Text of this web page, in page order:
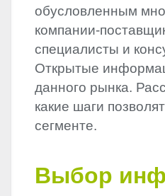
обусловленным
компании-
специалисты и
Открытые
данного рынка.
какие шаги
сегменте.
Выбор